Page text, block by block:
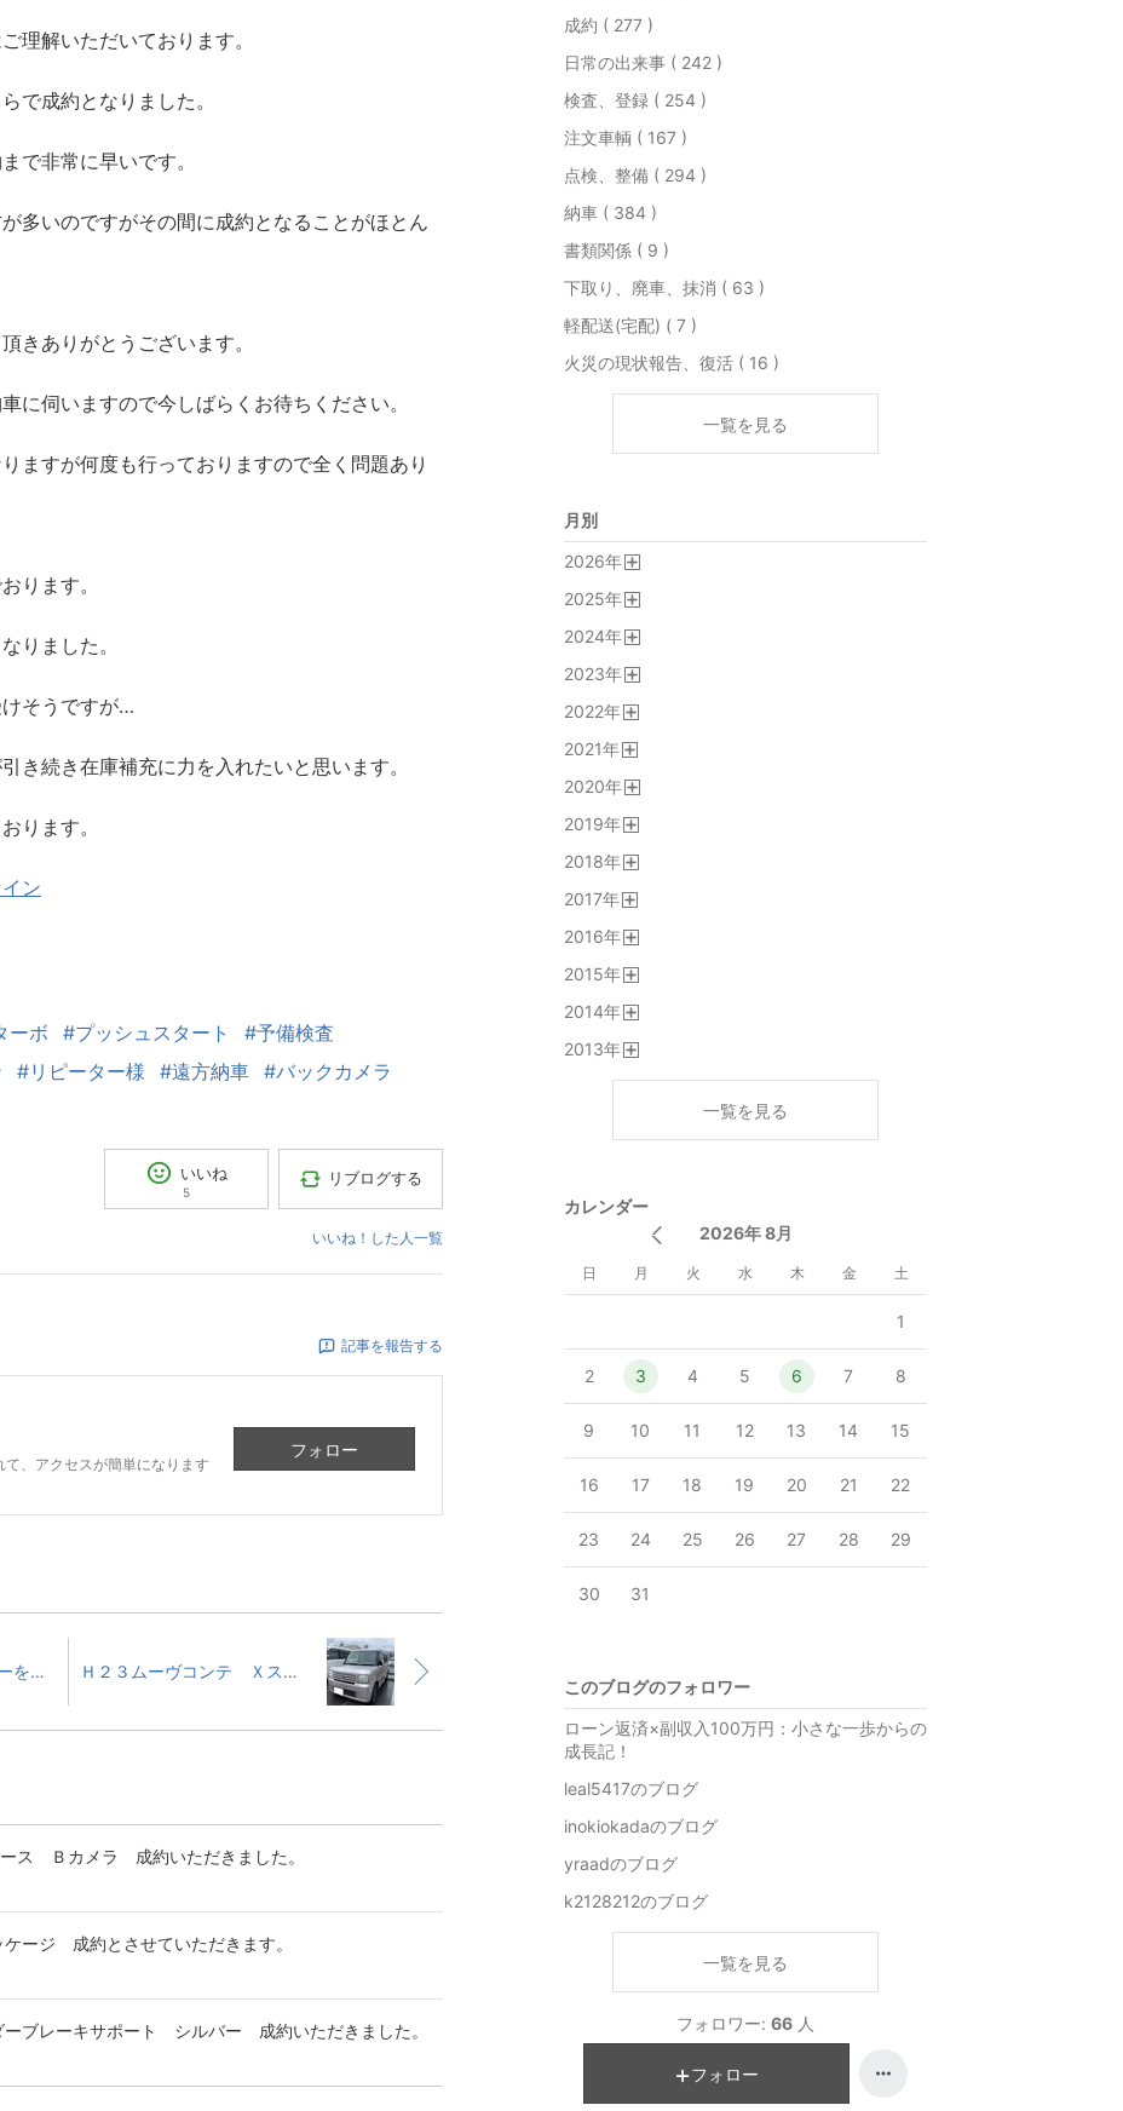
理解いただいております。
で成約となりました。
で非常に早いです。
多いのですがその間に成約となることがほとん
きありがとうございます。
に伺いますので今しばらくお待ちください。
ますが何度も行っておりますので全く問題あり
ります。
りました。
そうですが…
き続き在庫補充に力を入れたいと思います。
ります。
ン
ーボ #プッシュスタート
#予備検査
#リピーター様 #遠方納車 #バックカメラ
いいね
5
リブログする
いいね！した人一覧
記事を報告する
、アクセスが簡単になります
フォロー
納車待ち２台とマイカーを洗車しました。 Ｈ２３ムーヴコンテ Ｘスペシャル 予備検査完了しています。
ス Ｂカメラ 成約いただきました。
ージ 成約とさせていただきます。
ーブレーキサポート シルバー 成約いただきました。
成約 ( 277 )
日常の出来事 ( 242 )
検査、登録 ( 254 )
注文車輌 ( 167 )
点検、整備 ( 294 )
納車 ( 384 )
書類関係 ( 9 )
下取り、廃車、抹消 ( 63 )
軽配送(宅配) ( 7 )
火災の現状報告、復活 ( 16 )
一覧を見る
月別
2026年
2025年
2024年
2023年
2022年
2021年
2020年
2019年
2018年
2017年
2016年
2015年
2014年
2013年
一覧を見る
カレンダー
2026年 8月
日 月 火 水 木 金 土
1
2 3 4 5 6 7 8
9 10 11 12 13 14 15
16 17 18 19 20 21 22
23 24 25 26 27 28 29
30 31
このブログのフォロワー
ローン返済×副収入100万円：小さな一歩からの
成長記！
leal5417のブログ
inokiokadaのブログ
yraadのブログ
k2128212のブログ
一覧を見る
フォロワー: 66 人
フォロー